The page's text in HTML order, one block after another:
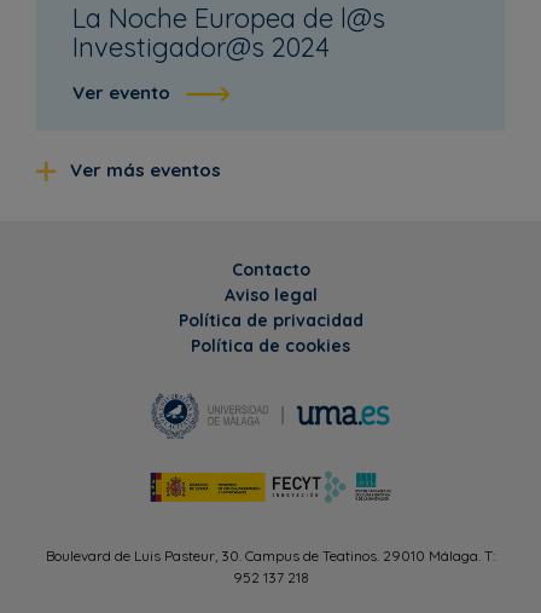
La Noche Europea de l@s
Investigador@s 2024
Ver evento
Ver más eventos
Boulevard de Luis Pasteur, 30. Campus de Teatinos. 29010 Málaga. T:
952 137 218
Contacto
Aviso legal
Política de privacidad
Política de cookies